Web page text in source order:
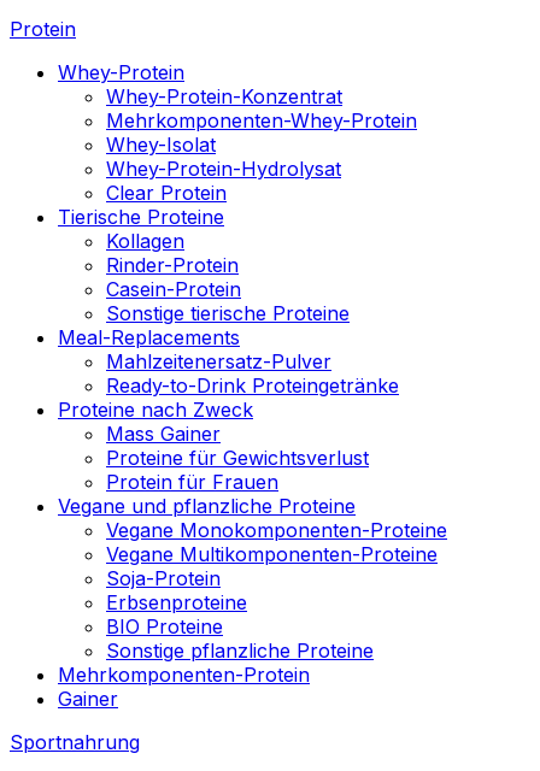
Protein
Whey-Protein
Whey-Protein-Konzentrat
Mehrkomponenten-Whey-Protein
Whey-Isolat
Whey-Protein-Hydrolysat
Clear Protein
Tierische Proteine
Kollagen
Rinder-Protein
Casein-Protein
Sonstige tierische Proteine
Meal-Replacements
Mahlzeitenersatz-Pulver
Ready-to-Drink Proteingetränke
Proteine nach Zweck
Mass Gainer
Proteine für Gewichtsverlust
Protein für Frauen
Vegane und pflanzliche Proteine
Vegane Monokomponenten-Proteine
Vegane Multikomponenten-Proteine
Soja-Protein
Erbsenproteine
BIO Proteine
Sonstige pflanzliche Proteine
Mehrkomponenten-Protein
Gainer
Sportnahrung